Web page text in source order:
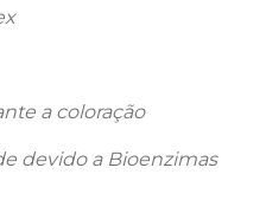
a coloração
devido a Bioenzimas